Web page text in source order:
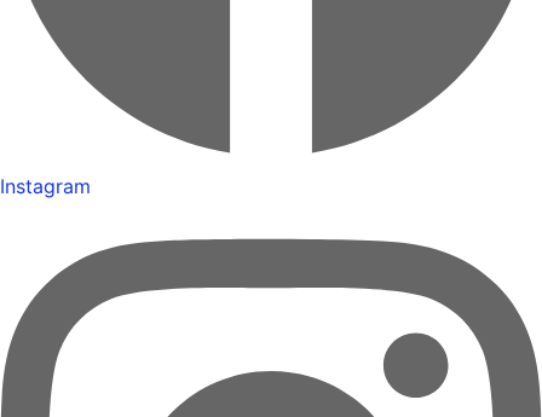
Instagram